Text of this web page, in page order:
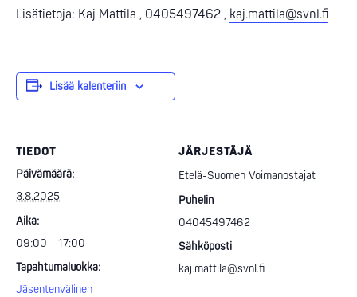
Lisätietoja: Kaj Mattila , 0405497462 , kaj.mattila@svnl.fi
Lisää kalenteriin
TIEDOT
Päivämäärä:
3.8.2025
Aika:
09:00 - 17:00
Tapahtumaluokka:
Jäsentenvälinen
JÄRJESTÄJÄ
Etelä-Suomen Voimanostajat
Puhelin
04045497462
Sähköposti
kaj.mattila@svnl.fi